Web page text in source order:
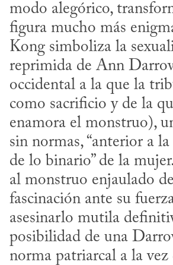
modo alegórico,
figura mucho más
Kong simboliza la
reprimida de Ann
occidental a la que la
como sacrificio y de la
enamora el monstruo),
sin normas, “anterior a
de lo binario” de la
al monstruo enjaulado
fascinación ante su
asesinarlo mutila
posibilidad de una
norma patriarcal a la vez